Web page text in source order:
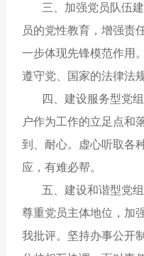
三、加强党员队伍
员的党性教育，增强责
一步体现先锋模范作用
遵守党、国家的法律法
四、建设服务型党
户作为工作的立足点和
到、耐心。虚心听取各
应，有难必帮。
五、建设和谐型党
尊重党员主体地位，加
我批评。坚持办事公开